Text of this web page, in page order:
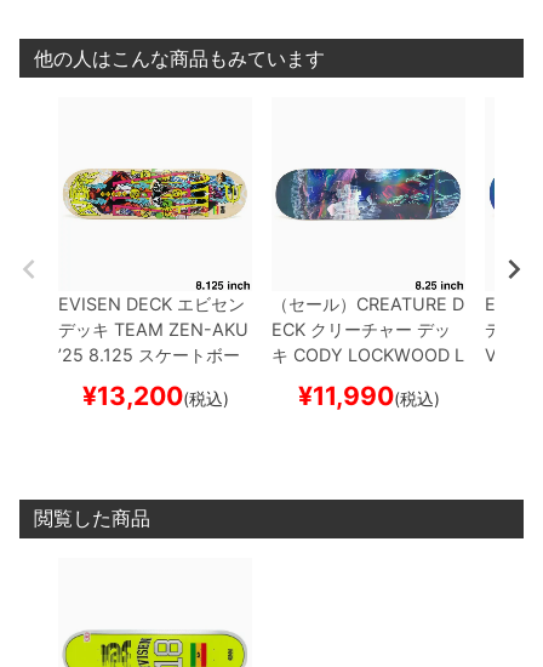
他の人はこんな商品もみています
EVISEN DECK エビセン
デッキ TEAM ZEN-AKU
’25 8.125 スケートボー
¥13,200(税込)
（セール） CREATURE D
ECK クリーチャー デッ
キ CODY LOCKWOOD L
トボード スケボー
¥11,990(税込)
デッキ
VASE
閲覧した商品